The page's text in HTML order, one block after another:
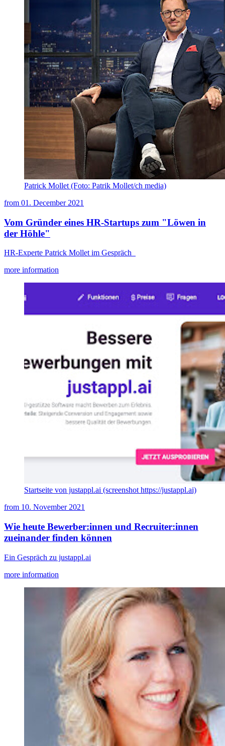
Patrick Mollet (Foto: Patrik Mollet/ch media)
from 01. December 2021
Vom Gründer eines HR-Startups zum "Löwen in
der Höhle"
HR-Experte Patrick Mollet im Gespräch
more information
Startseite von justappl.ai (screenshot https://justappl.ai)
from 10. November 2021
Wie heute Bewerber:innen und Recruiter:innen
zueinander finden können
Ein Gespräch zu justappl.ai
more information